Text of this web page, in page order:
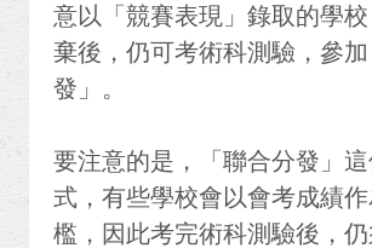
意以「競賽表現」錄取的學
棄後，仍可考術科測驗，參
發」。
要注意的是，「聯合分發」
式，有些學校會以會考成績
檻，因此考完術科測驗後，